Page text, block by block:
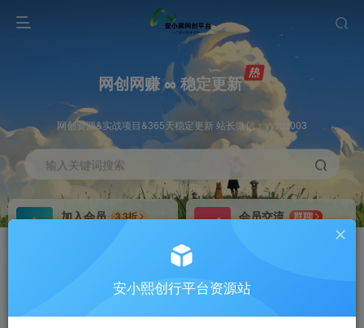
网创网赚 ∞ 稳定更新
网创资源&实战项目&365天稳定更新 站长微信：yysqz003
输入关键词搜索
加入会员
3.3折
会员交流
群聊
推广返佣高达70%
24小时自动赚钱
安小熙创行平台资源站